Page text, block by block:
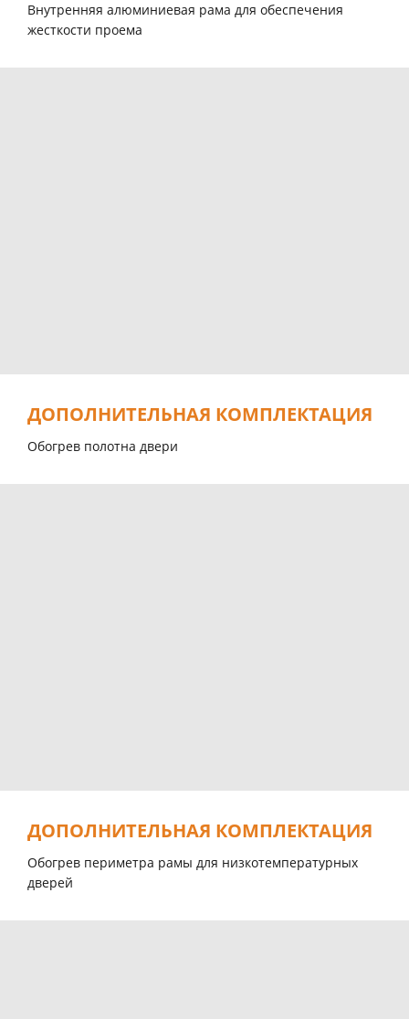
Внутренняя алюминиевая рама для обеспечения
жесткости проема
ДОПОЛНИТЕЛЬНАЯ КОМПЛЕКТАЦИЯ
Обогрев полотна двери
ДОПОЛНИТЕЛЬНАЯ КОМПЛЕКТАЦИЯ
Обогрев периметра рамы для низкотемпературных
дверей